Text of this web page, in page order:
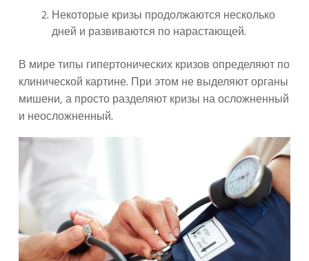
Некоторые кризы продолжаются несколько
дней и развиваются по нарастающей.
В мире типы гипертонических кризов определяют по
клинической картине. При этом не выделяют органы
мишени, а просто разделяют кризы на осложненный
и неосложненный.